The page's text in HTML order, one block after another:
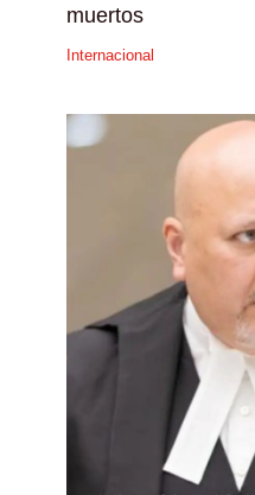
muertos
Internacional